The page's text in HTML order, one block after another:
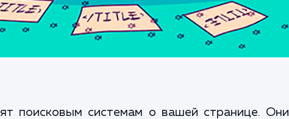
поисковым системам о вашей странице. Они